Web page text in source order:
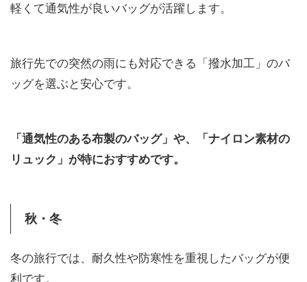
軽くて通気性が良いバッグが活躍します。
旅行先での突然の雨にも対応できる「撥水加工」のバ
ッグを選ぶと安心です。
「通気性のある布製のバッグ」や、「ナイロン素材の
リュック」が特におすすめです。
秋・冬
冬の旅行では、耐久性や防寒性を重視したバッグが便
利です。